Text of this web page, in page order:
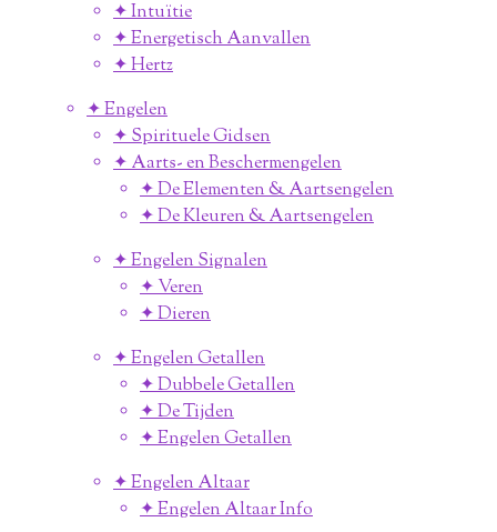
✦ Intuïtie
✦ Energetisch Aanvallen
✦ Hertz
✦ Engelen
✦ Spirituele Gidsen
✦ Aarts- en Beschermengelen
✦ De Elementen & Aartsengelen
✦ De Kleuren & Aartsengelen
✦ Engelen Signalen
✦ Veren
✦ Dieren
✦ Engelen Getallen
✦ Dubbele Getallen
✦ De Tijden
✦ Engelen Getallen
✦ Engelen Altaar
✦ Engelen Altaar Info